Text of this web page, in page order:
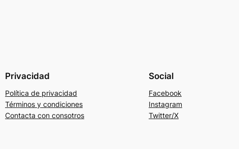
Privacidad
Política de privacidad
Términos y condiciones
Contacta con consotros
Social
Facebook
Instagram
Twitter/X